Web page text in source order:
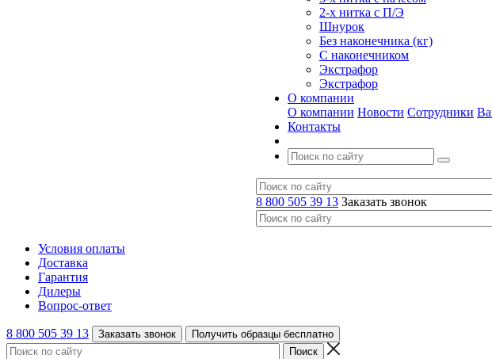
2-х нитка с П/Э
Шнурок
Без наконечника (кг)
С наконечником
Экстрафор
Экстрафор
О компании
О компании Новости Сотрудники
Контакты
8 800 505 39 13 Заказать звонок
Условия оплаты
Доставка
Гарантия
Дилеры
Вопрос-ответ
8 800 505 39 13 Заказать звонок Получить образцы бесплатно